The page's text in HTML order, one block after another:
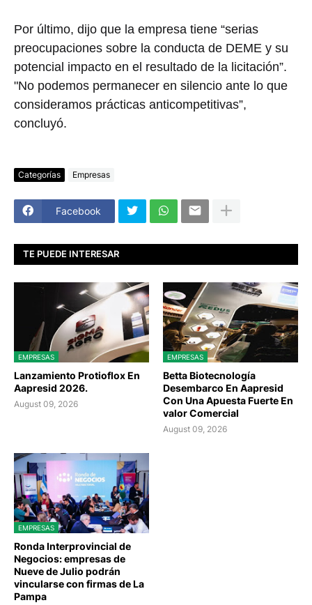
Por último, dijo que la empresa tiene “serias
preocupaciones sobre la conducta de DEME y su
potencial impacto en el resultado de la licitación”.
"No podemos permanecer en silencio ante lo que
consideramos prácticas anticompetitivas”,
concluyó.
Categorías Empresas
Facebook
TE PUEDE INTERESAR
EMPRESAS
Lanzamiento Protioflox En
Aapresid 2026.
August 09, 2026
EMPRESAS
Betta Biotecnología
Desembarco En Aapresid
Con Una Apuesta Fuerte En
valor Comercial
August 09, 2026
EMPRESAS
Ronda Interprovincial de
Negocios: empresas de
Nueve de Julio podrán
vincularse con firmas de La
Pampa